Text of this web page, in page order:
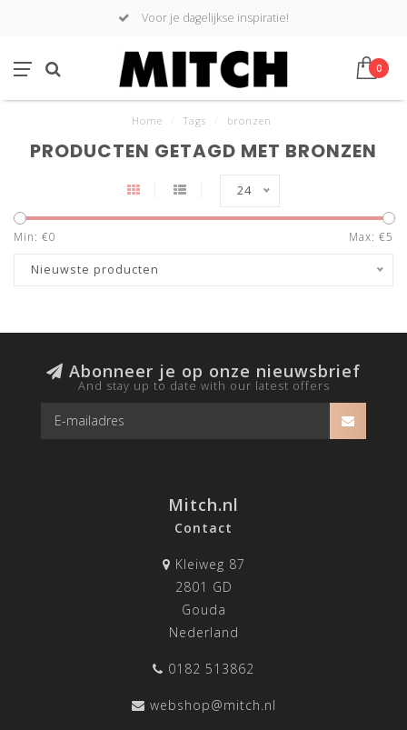
Voor je dagelijkse inspiratie!
0
Home Tags bronzen
PRODUCTEN GETAGD MET BRONZEN
24
Min: €0 Max: €5
Nieuwste producten
Abonneer je op onze nieuwsbrief
And stay up to date with our latest offers
Mitch.nl
Contact
Kleiweg 87
2801 GD
Gouda
Nederland
0182 513862
webshop@mitch.nl